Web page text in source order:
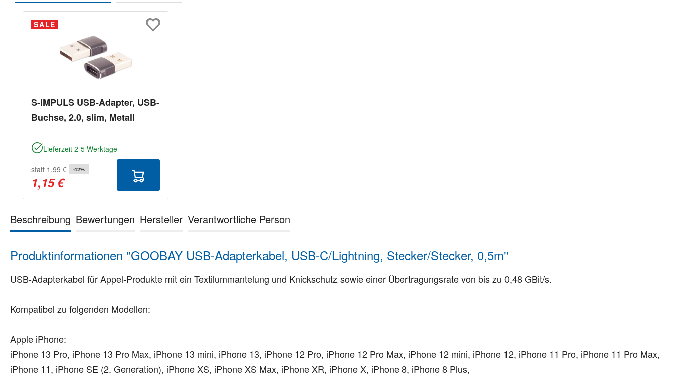
Produktgalerie überspringen
SALE
S-IMPULS USB-Adapter, USB-
Buchse, 2.0, slim, Metall
Lieferzeit 2-5 Werktage
statt 1,99 € -42%
1,15 €
Beschreibung Bewertungen Hersteller Verantwortliche Person
Produktinformationen "GOOBAY USB-Adapterkabel, USB-C/Lightning, Stecker/Stecker, 0,5m"
USB-Adapterkabel für Appel-Produkte mit ein Textilummantelung und Knickschutz sowie einer Übertragungsrate von bis zu 0,48 GBit/s.
Kompatibel zu folgenden Modellen:
Apple iPhone:
iPhone 13 Pro, iPhone 13 Pro Max, iPhone 13 mini, iPhone 13, iPhone 12 Pro, iPhone 12 Pro Max, iPhone 12 mini, iPhone 12, iPhone 11 Pro, iPhone 11 Pro Max,
iPhone 11, iPhone SE (2. Generation), iPhone XS, iPhone XS Max, iPhone XR, iPhone X, iPhone 8, iPhone 8 Plus,